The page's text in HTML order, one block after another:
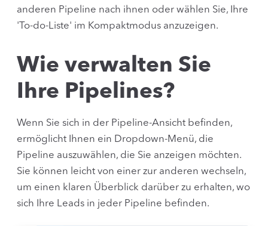
anderen Pipeline nach ihnen oder wählen Sie, Ihre
'To-do-Liste' im Kompaktmodus anzuzeigen.
Wie verwalten Sie
Ihre Pipelines?
Wenn Sie sich in der Pipeline-Ansicht befinden,
ermöglicht Ihnen ein Dropdown-Menü, die
Pipeline auszuwählen, die Sie anzeigen möchten.
Sie können leicht von einer zur anderen wechseln,
um einen klaren Überblick darüber zu erhalten, wo
sich Ihre Leads in jeder Pipeline befinden.